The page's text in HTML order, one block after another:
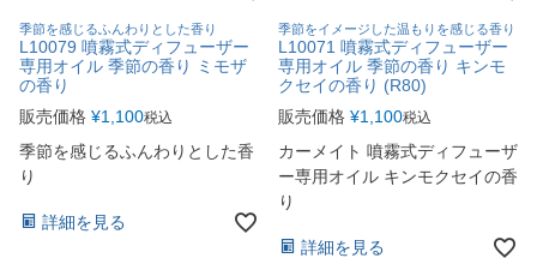
季節を感じるふんわりとした香り
L10079 噴霧式ディフューザー
専用オイル 季節の香り ミモザ
の香り
販売価格 ¥1,100税込
季節を感じるふんわりとした香
り
詳細を見る
季節をイメージした温もりを感じる香り
L10071 噴霧式ディフューザー
専用オイル 季節の香り キンモ
クセイの香り (R80)
販売価格 ¥1,100税込
カーメイト 噴霧式ディフューザ
ー専用オイル キンモクセイの香
り
詳細を見る